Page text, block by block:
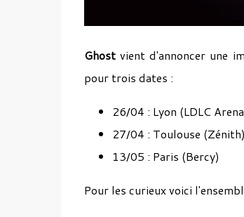
Ghostvient d'annoncer une
pour trois dates :
26/04 : Lyon (LDLC
27/04 : Toulouse (Zénith)
13/05 : Paris (Bercy)
Pour les curieux voici